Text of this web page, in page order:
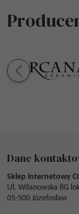
Dane
Sklep internetowy
Ul. Wilanowska 8G
05-500 Józefosław